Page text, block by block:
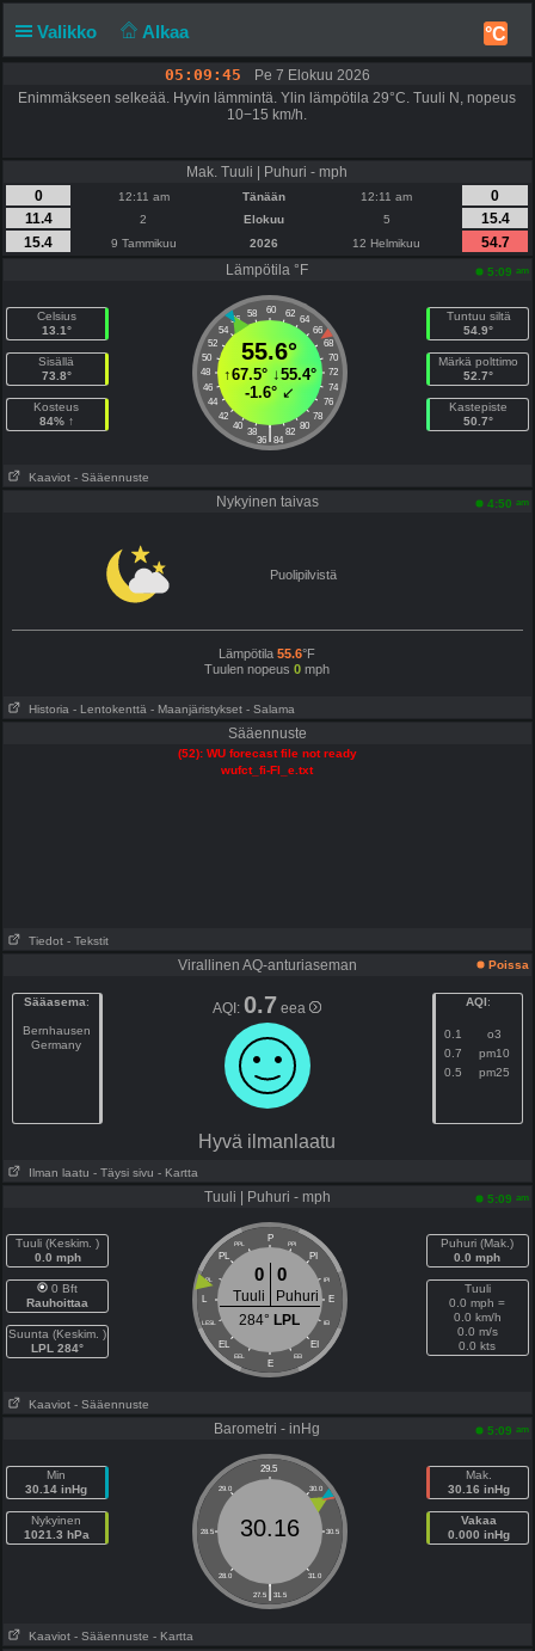
Valikko Alkaa °C
05:09:46
Pe 7 Elokuu 2026
Enimmäkseen selkeää. Hyvin lämmintä. Ylin lämpötila 29°C. Tuuli N, nopeus
10−15 km/h.
Mak. Tuuli | Puhuri - mph
0
12:11 am Tänään 12:11 am
0
11.4
2 Elokuu 5
15.4
15.4
9 Tammikuu 2026 12 Helmikuu
54.7
Lämpötila °F
5:09 am
Celsius
13.1°
Sisällä
73.8°
Kosteus
84% ↑
60
58 62
56
64
54
66
52
68
50
70
48
72
46
74
44
76
42
78
40
80
38 82
|
36 84
55.6°
↑67.5°↓55.4°
-1.6°↙
Tuntuu siltä
54.9°
Märkä polttimo
52.7°
Kastepiste
50.7°
Kaaviot - Sääennuste
Nykyinen taivas 4:50 am
Puolipilvistä
Lämpötila55.6°F
Tuulen nopeus 0 mph
Historia - Lentokenttä - Maanjäristykset - Salama
Sääennuste
(52): WU forecast file not ready
wufct_fi-FI_e.txt
Tiedot - Tekstit
Virallinen AQ-anturiaseman Poissa
Sääasema:
Bernhausen
Germany
AQI:0.7 eea AQI:
0.1
o3
0.7
pm10
0.5
pm25
Hyvä ilmanlaatu
Ilman laatu - Täysi sivu - Kartta
Tuuli | Puhuri - mph 5:09 am
Tuuli (Keskim. )
0.0 mph
0 Bft
Rauhoittaa
Suunta (Keskim. )
LPL 284°
P
PPL PPI
PL PI
LPL IPI
L E
LESL IEI
EL EI
EEL EEI
E
0 0
Tuuli
Puhuri
284° LPL
Puhuri (Mak.)
0.0 mph
Tuuli
0.0 mph =
0.0 km/h
0.0 m/s
0.0 kts
Kaaviot - Sääennuste
Barometri - inHg 5:09 am
Min
30.14 inHg
Nykyinen
1021.3 hPa
29.5
29.0 30.0
28.5 30.5
28.0 31.0
|
27.5 31.5
30.16
Mak.
30.16 inHg
Vakaa
0.000 inHg
Kaaviot - Sääennuste - Kartta